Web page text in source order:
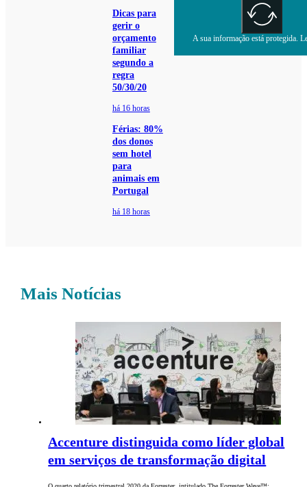
Dicas para
gerir o
orçamento
familiar
segundo a
regra
50/30/20
há 16 horas
Férias: 80%
dos donos
sem hotel
para
animais em
Portugal
há 18 horas
A sua informação está protegida.
Mais Notícias
Accenture distinguida como líder global
em serviços de transformação digital